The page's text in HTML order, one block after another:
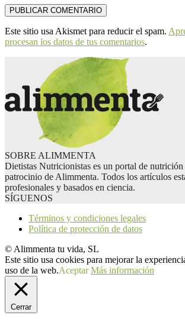
Este sitio usa Akismet para reducir el spam.
procesan los datos de tus comentarios.
SOBRE ALIMMENTA
Dietistas Nutricionistas es un portal de nutrición
patrocinio de Alimmenta. Todos los artículos
profesionales y basados en ciencia.
SÍGUENOS
Términos y condiciones legales
Política de protección de datos
© Alimmenta tu vida, SL
Este sitio usa cookies para mejorar la
uso de la web.Aceptar Más información
Cerrar